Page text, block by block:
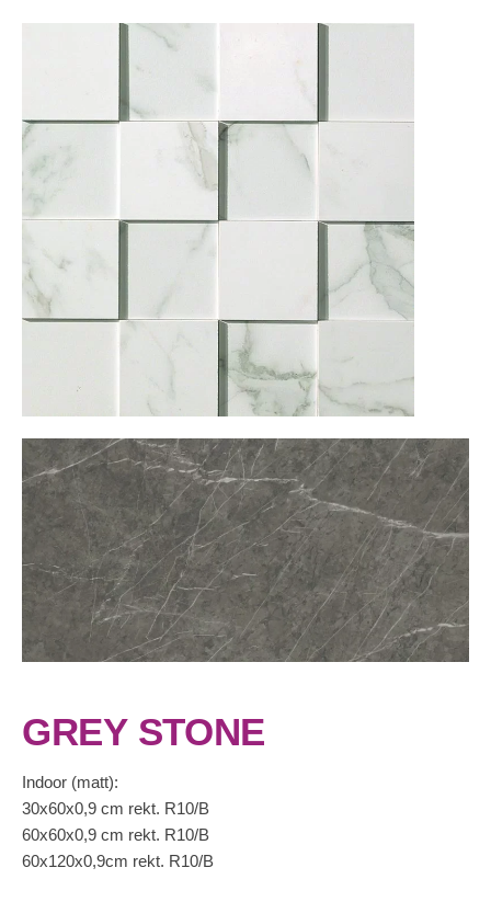
GREY STONE
Indoor (matt):
30x60x0,9 cm rekt. R10/B
60x60x0,9 cm rekt. R10/B
60x120x0,9cm rekt. R10/B